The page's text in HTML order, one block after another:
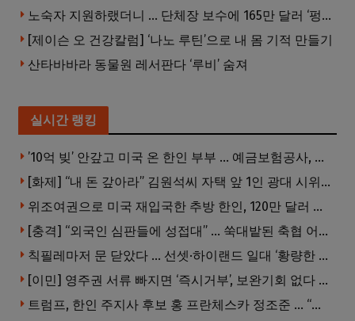
노숙자 지원하랬더니 … 단체장 보수에 165만 달러 ‘펑펑’
[제이슨 오 건강칼럼] ‘나노 루틴’으로 내 몸 기적 만들기
산타바바라 동물원 레서판다 ‘루비’ 숨져
실시간 랭킹
’10억 빚’ 안갚고 미국 온 한인 부부 … 예금보험공사, 미국서 소송
[화제] “내 돈 갚아라” 김원석씨 자택 앞 1인 광대 시위 … 한인 투자사, “108만 달러 못받아”
위조여권으로 미국 재입국한 추방 한인, 120만 달러 은행 사기 행각
[충격] “외국인 심판들에 성접대” … 쑥대밭된 축협 어디까지 추락하나
칙필레마저 문 닫았다 … 선셋·하이랜드 일대 ‘황량한 거리’로
[이민] 영주권 서류 빠지면 ‘즉시거부’, 보완기회 없다 … 이민심사 8월부터 확 바뀐다
트럼프, 한인 주지사 후보 홍 프란체스카 정조준 … “미치광이다”